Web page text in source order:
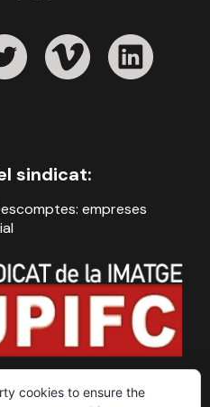
sindicat:
empreses
cookies to ensure the